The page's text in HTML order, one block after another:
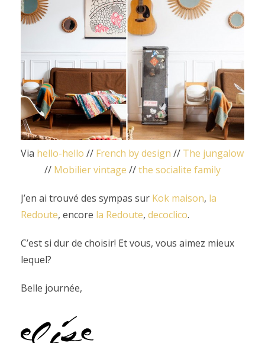
Via hello-hello // French by design // The jungalow
// Mobilier vintage //the socialite family
J’en ai trouvé des sympas sur Kok maison, la
Redoute, encore la Redoute, decoclico.
C’est si dur de choisir! Et vous, vous aimez mieux
lequel?
Belle journée,